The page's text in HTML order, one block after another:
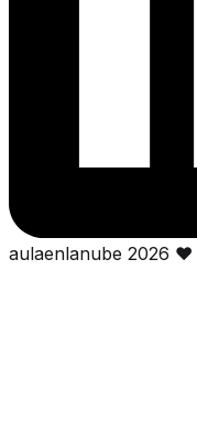
aulaenlanube 2026 ❤